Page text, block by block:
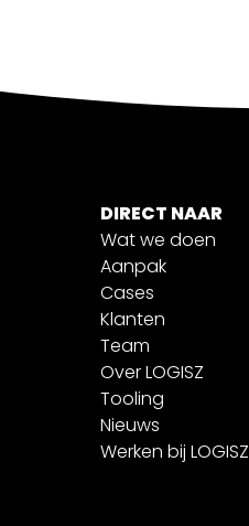
DIRECT NAAR
Wat we doen
Aanpak
Cases
Klanten
Team
Over LOGISZ
Tooling
Nieuws
Werken bij LOGISZ